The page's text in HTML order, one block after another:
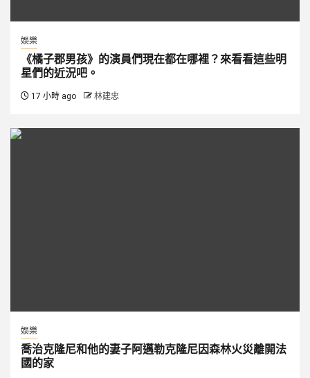
娛樂
《橘子郡男孩》的演員們現在都在哪裡？來看看這些明
星們的近況吧。
17 小時 ago 林建忠
娛樂
喬治克隆尼和他的妻子阿邁勒克隆尼因森林火災離開法
國的家